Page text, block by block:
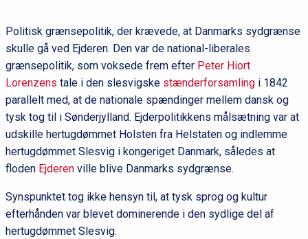
Politisk grænsepolitik, der krævede, at Danmarks sydgrænse
skulle gå ved Ejderen. Den var de national-liberales
grænsepolitik, som voksede frem efter Peter Hiort
Lorenzens tale i den slesvigske stænderforsamlingi 1842
parallelt med, at de nationale spændinger mellem dansk og
tysk tog til i Sønderjylland. Ejderpolitikkens målsætning var at
udskille hertugdømmet Holsten fra Helstaten og indlemme
hertugdømmet Slesvig i kongeriget Danmark, således at
floden Ejderenville blive Danmarks sydgrænse.
Synspunktet tog ikke hensyn til, at tysk sprog og kultur
efterhånden var blevet dominerende i den sydlige del af
hertugdømmet Slesvig.